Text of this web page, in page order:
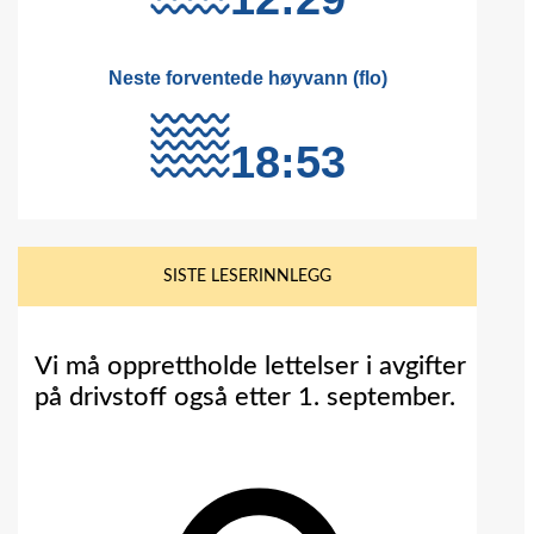
SISTE LESERINNLEGG
Vi må opprettholde lettelser i avgifter
på drivstoff også etter 1. september.